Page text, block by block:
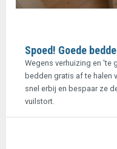
Spoed! Goede
Wegens verhuizing en 'te
bedden gratis af te halen
snel erbij en bespaar ze
vuilstort.